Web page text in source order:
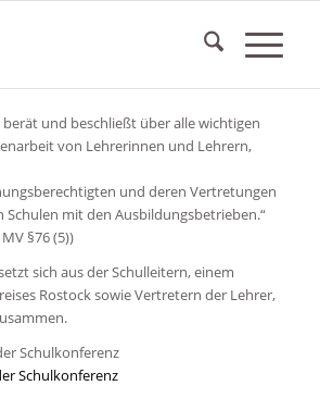
berät und beschließt über alle wichtigen
von Lehrerinnen und Lehrern,
und deren Vertretungen
Schulen mit den Ausbildungsbetrieben.“
§76 (5))
sich aus der Schulleitern, einem
Rostock sowie Vertretern der Lehrer,
Schulkonferenz
Schulkonferenz